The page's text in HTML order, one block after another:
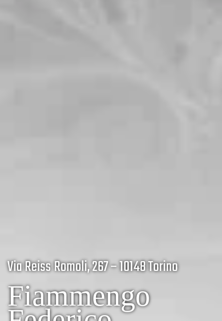
Via Reiss Romoli, 267 – 10148 Torino
Fiammengo